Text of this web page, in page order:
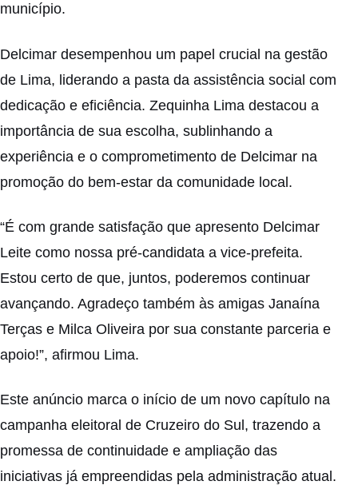
município.
Delcimar desempenhou um papel crucial na gestão
de Lima, liderando a pasta da assistência social com
dedicação e eficiência. Zequinha Lima destacou a
importância de sua escolha, sublinhando a
experiência e o comprometimento de Delcimar na
promoção do bem-estar da comunidade local.
“É com grande satisfação que apresento Delcimar
Leite como nossa pré-candidata a vice-prefeita.
Estou certo de que, juntos, poderemos continuar
avançando. Agradeço também às amigas Janaína
Terças e Milca Oliveira por sua constante parceria e
apoio!”, afirmou Lima.
Este anúncio marca o início de um novo capítulo na
campanha eleitoral de Cruzeiro do Sul, trazendo a
promessa de continuidade e ampliação das
iniciativas já empreendidas pela administração atual.